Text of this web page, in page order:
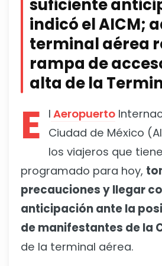
suficiente
indicó el AICM;
terminal aérea
rampa de
alta de la
E l Aeropuerto
Ciudad de México
los viajeros que
programado para hoy,
precauciones y llegar
anticipación ante la
de manifestantes de la
de la terminal aérea.